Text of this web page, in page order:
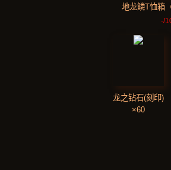
-/
地龙鳞T恤箱
龙之钻石(刻印)
×60